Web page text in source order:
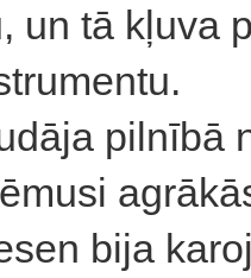
un tā kļuva
pilnībā
bija